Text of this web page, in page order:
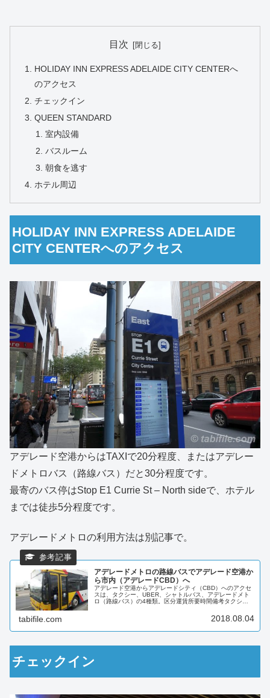
目次
HOLIDAY INN EXPRESS ADELAIDE CITY CENTERへ
のアクセス
チェックイン
QUEEN STANDARD
室内設備
バスルーム
朝食を逃す
ホテル周辺
HOLIDAY INN EXPRESS ADELAIDE
CITY CENTERへのアクセス
アデレード空港からはTAXIで20分程度、またはアデレー
ドメトロバス（路線バス）だと30分程度です。
最寄のバス停はStop E1 Currie St – North sideで、ホテル
までは徒歩5分程度です。
アデレードメトロの利用方法は別記事で。
アデレードメトロの路線バスでアデレード空港か
ら市内（アデレードCBD）へ
アデレード空港からアデレードシティ（CBD）へのアクセ
スは、タクシー、UBER、シャトルバス、アデレードメト
ロ（路線バス）の4種類。区分運賃所要時間備考タクシー
tabifile.com 2018.08.04
チェックイン